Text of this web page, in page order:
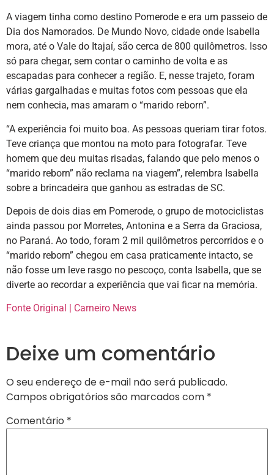
A viagem tinha como destino Pomerode e era um passeio de
Dia dos Namorados. De Mundo Novo, cidade onde Isabella
mora, até o Vale do Itajaí, são cerca de 800 quilômetros. Isso
só para chegar, sem contar o caminho de volta e as
escapadas para conhecer a região. E, nesse trajeto, foram
várias gargalhadas e muitas fotos com pessoas que ela
nem conhecia, mas amaram o “marido reborn”.
“A experiência foi muito boa. As pessoas queriam tirar fotos.
Teve criança que montou na moto para fotografar. Teve
homem que deu muitas risadas, falando que pelo menos o
“marido reborn” não reclama na viagem”, relembra Isabella
sobre a brincadeira que ganhou as estradas de SC.
Depois de dois dias em Pomerode, o grupo de motociclistas
ainda passou por Morretes, Antonina e a Serra da Graciosa,
no Paraná. Ao todo, foram 2 mil quilômetros percorridos e o
“marido reborn” chegou em casa praticamente intacto, se
não fosse um leve rasgo no pescoço, conta Isabella, que se
diverte ao recordar a experiência que vai ficar na memória.
Fonte Original | Carneiro News
Deixe um comentário
O seu endereço de e-mail não será publicado.
Campos obrigatórios são marcados com *
Comentário *